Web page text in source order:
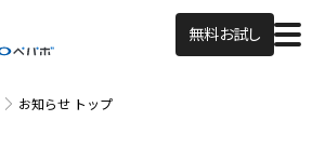
無料お試し
お知らせ トップ